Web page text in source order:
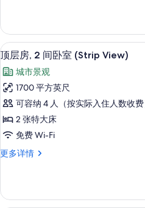
城
市
景
观
的
所
有
照
片
间
卧
室,
城
市
景
观
更
多
信
息
显
示
顶
层
房,
2
间
卧
(Strip
View)
8
顶层房, 2 间卧室 (Strip View)
城市景观
1700 平方英尺
可容纳 4 人（按实际入住人数收费
2 张特大床
免费 Wi-Fi
更多详情
顶
间